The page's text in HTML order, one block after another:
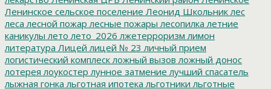
Ленинское сельское поселение Леонид Школьник лес
леса лесной пожар лесные пожары лесопилка летние
каникулы лето лето_2026 лжетерроризм лимон
литература Лицей лицей № 23 личный прием
логистический комплеск ложный вызов ложный донос
лотерея лоукостер лунное затмение лучший спасатель
лыжная гонка льготная ипотека льготники льготные